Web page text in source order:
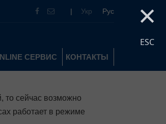
×
ESC
| Укр Рус
СЕРВИС КОНТАКТЫ
то сейчас возможно
работает в режиме